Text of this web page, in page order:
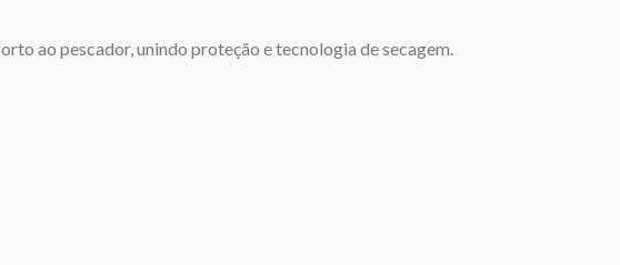
ao pescador, unindo proteção e tecnologia de secagem.